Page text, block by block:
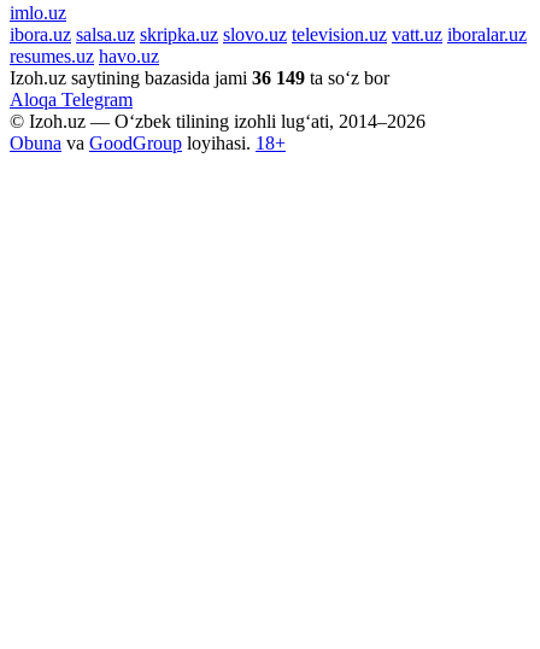
imlo.uz
ibora.uz salsa.uz skripka.uz slovo.uz television.uz vatt.uz iboralar.uz
resumes.uz havo.uz
Izoh.uz saytining bazasida jami 36 149 ta so‘z bor
Aloqa Telegram
© Izoh.uz — O‘zbek tilining izohli lug‘ati, 2014–2026
Obuna va GoodGroup loyihasi. 18+